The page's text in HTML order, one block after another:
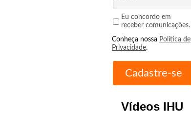
Eu concordo em
receber comunicações.
Conheça nossa Política de
Privacidade.
Vídeos IHU